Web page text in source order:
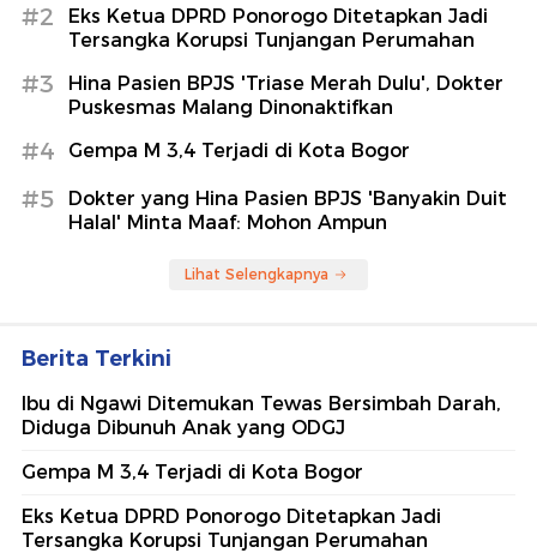
#2
Eks Ketua DPRD Ponorogo Ditetapkan Jadi
Tersangka Korupsi Tunjangan Perumahan
#3
Hina Pasien BPJS 'Triase Merah Dulu', Dokter
Puskesmas Malang Dinonaktifkan
#4 Gempa M 3,4 Terjadi di Kota Bogor
#5
Dokter yang Hina Pasien BPJS 'Banyakin Duit
Halal' Minta Maaf: Mohon Ampun
Lihat Selengkapnya
Berita Terkini
Ibu di Ngawi Ditemukan Tewas Bersimbah Darah,
Diduga Dibunuh Anak yang ODGJ
Gempa M 3,4 Terjadi di Kota Bogor
Eks Ketua DPRD Ponorogo Ditetapkan Jadi
Tersangka Korupsi Tunjangan Perumahan